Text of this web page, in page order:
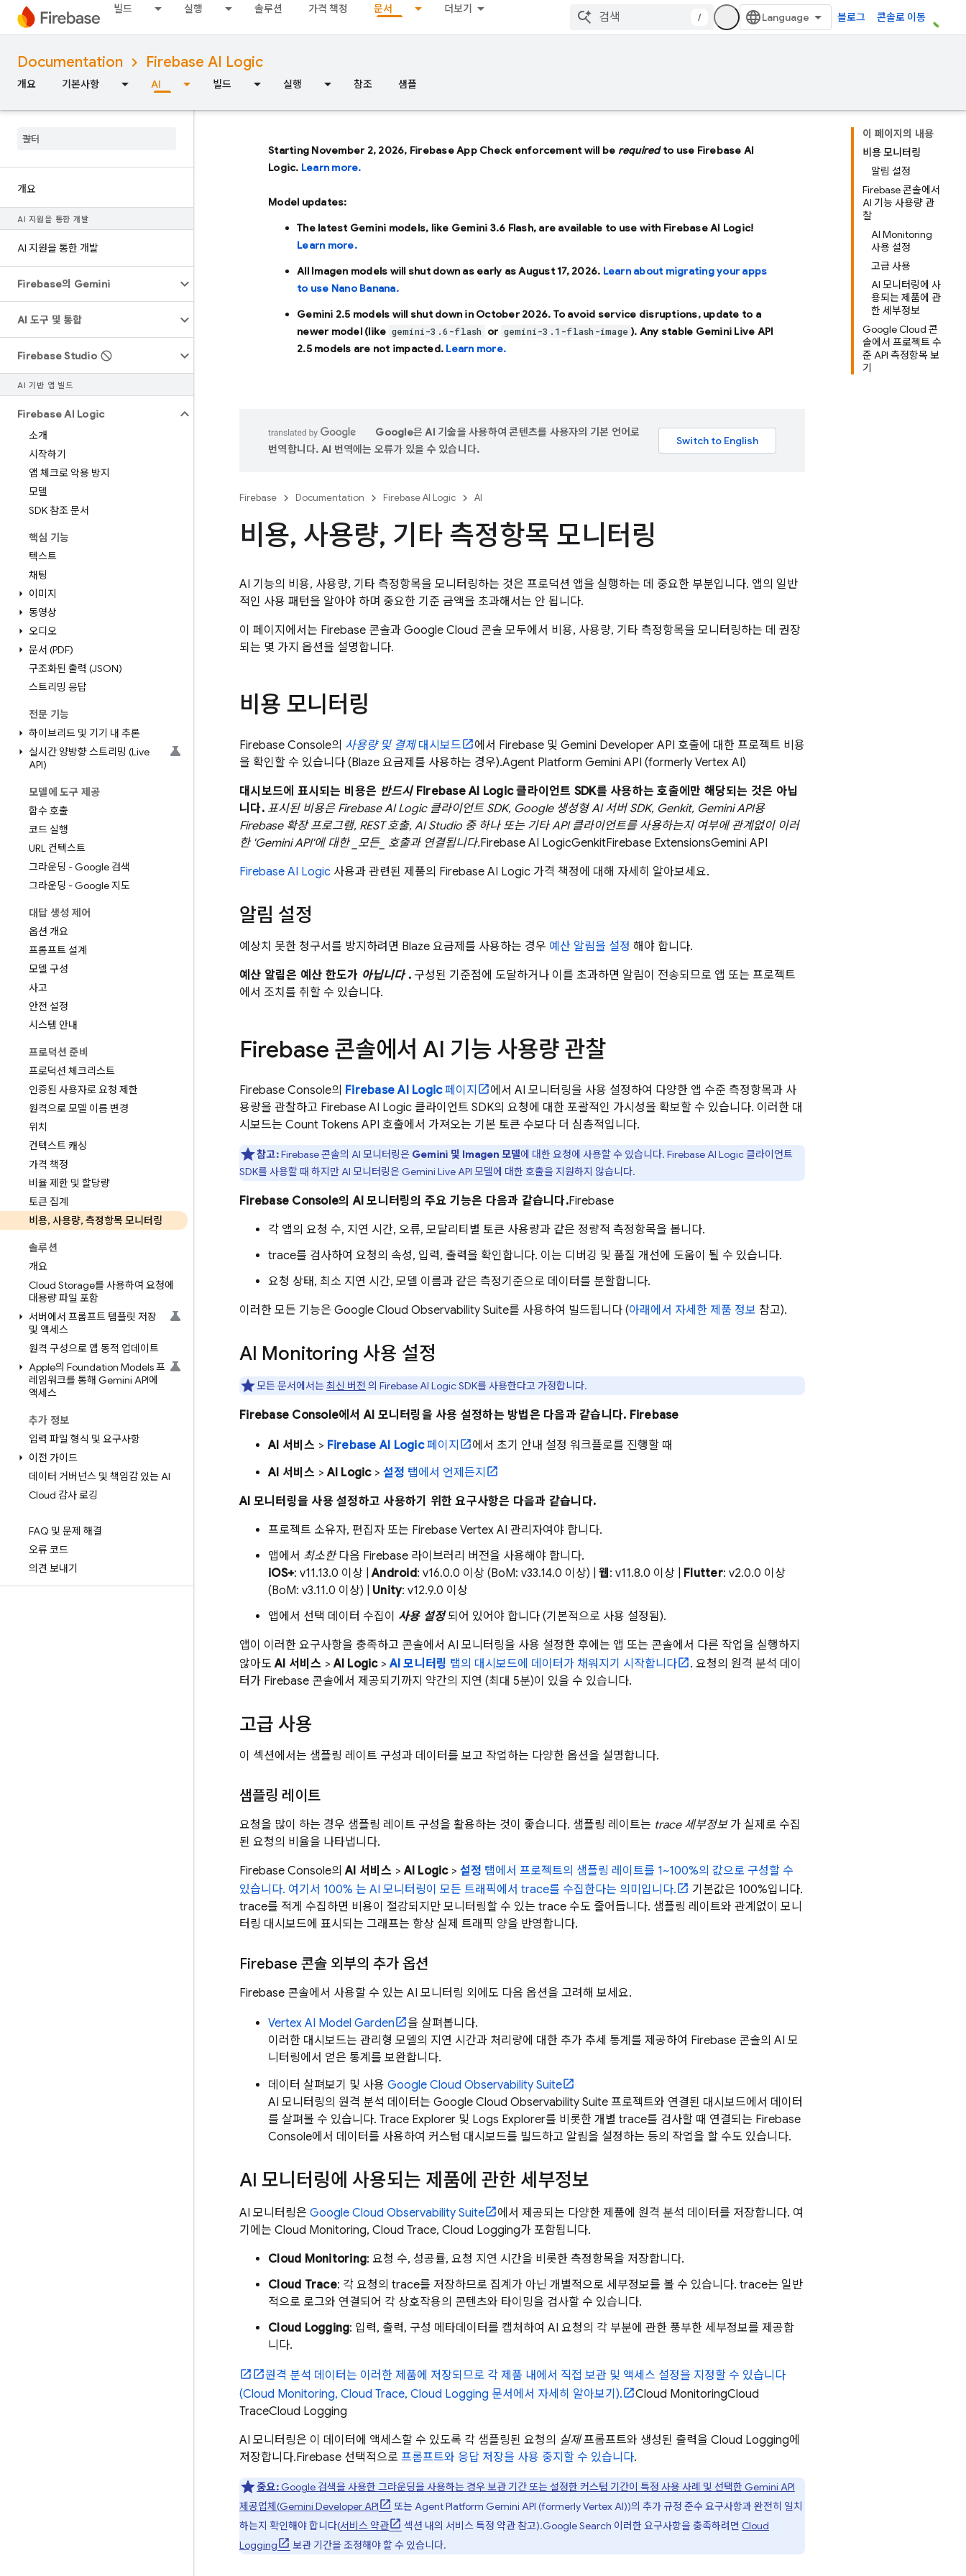
빌드 실행 솔루션 가격 책정 문서 더보기
/ 블로그 콘솔로 이동
Documentation Firebase AI Logic
개요 기본사항 AI 빌드 실행 참조 샘플
개요
AI 지원을 통한 개발
AI 지원을 통한 개발
Firebase의 Gemini
AI 도구 및 통합
Firebase Studio
AI 기반 앱 빌드
Firebase AI Logic
소개
시작하기
앱 체크로 악용 방지
모델
SDK 참조 문서
핵심 기능
텍스트
채팅
이미지
동영상
오디오
문서 (PDF)
구조화된 출력 (JSON)
스트리밍 응답
전문 기능
하이브리드 및 기기 내 추론
실시간 양방향 스트리밍 (Live
API)
모델에 도구 제공
함수 호출
코드 실행
URL 컨텍스트
그라운딩 - Google 검색
그라운딩 - Google 지도
대답 생성 제어
옵션 개요
프롬프트 설계
모델 구성
사고
안전 설정
시스템 안내
프로덕션 준비
프로덕션 체크리스트
인증된 사용자로 요청 제한
원격으로 모델 이름 변경
위치
컨텍스트 캐싱
가격 책정
비율 제한 및 할당량
토큰 집계
비용, 사용량, 측정항목 모니터링
솔루션
개요
Cloud Storage를 사용하여 요청에
대용량 파일 포함
서버에서 프롬프트 템플릿 저장
및 액세스
원격 구성으로 앱 동적 업데이트
Apple의 Foundation Models 프
레임워크를 통해 Gemini API에
액세스
추가 정보
입력 파일 형식 및 요구사항
이전 가이드
데이터 거버넌스 및 책임감 있는 AI
Cloud 감사 로깅
FAQ 및 문제 해결
오류 코드
의견 보내기
이 페이지의 내용
비용 모니터링
알림 설정
Firebase 콘솔에서
AI 기능 사용량 관
찰
AI Monitoring
사용 설정
고급 사용
AI 모니터링에 사
용되는 제품에 관
한 세부정보
Google Cloud 콘
솔에서 프로젝트 수
준 API 측정항목 보
기
Starting November 2, 2026, Firebase App Check enforcement will be requiredto use Firebase AI
Logic. Learn more.
Model updates:
The latest Gemini models, like Gemini 3.6 Flash, are available to use with Firebase AI Logic!
Learn more.
All Imagen models will shut down as early asAugust 17, 2026. Learn about migrating your apps
to use Nano Banana.
Gemini 2.5 models will shut down in October 2026. To avoid service disruptions, update to a
newer model (like gemini-3.6-flash or gemini-3.1-flash-image ). Any stable Gemini Live API
2.5 models are not impacted. Learn more.
Google은 AI 기술을 사용하여 콘텐츠를 사용자의 기본 언어로
번역합니다. AI 번역에는 오류가 있을 수 있습니다.
Firebase Documentation Firebase AI Logic AI
비용, 사용량, 기타 측정항목 모니터링
AI 기능의 비용, 사용량, 기타 측정항목을 모니터링하는 것은 프로덕션 앱을 실행하는 데 중요한 부분입니다. 앱의 일반
적인 사용 패턴을 알아야 하며 중요한 기준 금액을 초과해서는 안 됩니다.
이 페이지에서는 Firebase 콘솔과 Google Cloud 콘솔 모두에서 비용, 사용량, 기타 측정항목을 모니터링하는 데 권장
되는 몇 가지 옵션을 설명합니다.
비용 모니터링
Firebase Console의 사용량 및 결제대시보드 에서 Firebase 및 Gemini Developer API 호출에 대한 프로젝트 비용
을 확인할 수 있습니다 (Blaze 요금제를 사용하는 경우).Agent Platform Gemini API (formerly Vertex AI)
대시보드에 표시되는 비용은 반드시 Firebase AI Logic클라이언트 SDK를 사용하는 호출에만 해당되는 것은 아닙
니다. 표시된 비용은 Firebase AI Logic 클라이언트 SDK, Google 생성형 AI 서버 SDK, Genkit, Gemini API용
Firebase 확장 프로그램, REST 호출, AI Studio 중 하나 또는 기타 API 클라이언트를 사용하는지 여부에 관계없이 이러
한 'Gemini API'에 대한 _모든_ 호출과 연결됩니다.Firebase AI LogicGenkitFirebase ExtensionsGemini API
Firebase AI Logic 사용과 관련된 제품의 Firebase AI Logic 가격 책정에 대해 자세히 알아보세요.
알림 설정
예상치 못한 청구서를 방지하려면 Blaze 요금제를 사용하는 경우 예산 알림을 설정 해야 합니다.
예산 알림은 예산 한도가 아닙니다. 구성된 기준점에 도달하거나 이를 초과하면 알림이 전송되므로 앱 또는 프로젝트
에서 조치를 취할 수 있습니다.
Firebase 콘솔에서 AI 기능 사용량 관찰
Firebase Console의 Firebase AI Logic페이지
에서 AI 모니터링을 사용 설정하여 다양한 앱 수준 측정항목과 사
용량을 관찰하고 Firebase AI Logic 클라이언트 SDK의 요청에 대한 포괄적인 가시성을 확보할 수 있습니다. 이러한 대
시보드는 Count Tokens API 호출에서 가져오는 기본 토큰 수보다 더 심층적입니다.
참고:Firebase콘솔의 AI 모니터링은 Gemini 및 Imagen 모델에 대한 요청에 사용할 수 있습니다.Firebase AI Logic클라이언트
SDK를 사용할 때 하지만 AI 모니터링은 Gemini Live API 모델에 대한 호출을 지원하지 않습니다.
Firebase Console의 AI 모니터링의 주요 기능은 다음과 같습니다.Firebase
각 앱의 요청 수, 지연 시간, 오류, 모달리티별 토큰 사용량과 같은 정량적 측정항목을 봅니다.
trace를 검사하여 요청의 속성, 입력, 출력을 확인합니다. 이는 디버깅 및 품질 개선에 도움이 될 수 있습니다.
요청 상태, 최소 지연 시간, 모델 이름과 같은 측정기준으로 데이터를 분할합니다.
이러한 모든 기능은 Google Cloud Observability Suite를 사용하여 빌드됩니다 (아래에서 자세한 제품 정보 참고).
AI Monitoring 사용 설정
모든 문서에서는최신 버전 의 Firebase AI LogicSDK를 사용한다고 가정합니다.
Firebase Console에서 AI 모니터링을 사용 설정하는 방법은 다음과 같습니다. Firebase
AI 서비스 > Firebase AI Logic페이지
에서 초기 안내 설정 워크플로를 진행할 때
AI 서비스 >AI Logic> 설정 탭에서 언제든지
AI 모니터링을 사용 설정하고 사용하기 위한 요구사항은 다음과 같습니다.
프로젝트 소유자, 편집자 또는 Firebase Vertex AI 관리자여야 합니다.
앱에서 최소한다음 Firebase 라이브러리 버전을 사용해야 합니다.
iOS+: v11.13.0 이상 |Android: v16.0.0 이상 (BoM: v33.14.0 이상) | 웹 : v11.8.0 이상 | Flutter: v2.0.0 이상
(BoM: v3.11.0 이상) | Unity: v12.9.0 이상
앱에서 선택 데이터 수집이 사용 설정되어 있어야 합니다 (기본적으로 사용 설정됨).
앱이 이러한 요구사항을 충족하고 콘솔에서 AI 모니터링을 사용 설정한 후에는 앱 또는 콘솔에서 다른 작업을 실행하지
않아도AI 서비스 >AI Logic>AI 모니터링 탭의 대시보드에 데이터가 채워지기 시작합니다
. 요청의 원격 분석 데이
터가 Firebase 콘솔에서 제공되기까지 약간의 지연 (최대 5분)이 있을 수 있습니다.
고급 사용
이 섹션에서는 샘플링 레이트 구성과 데이터를 보고 작업하는 다양한 옵션을 설명합니다.
샘플링 레이트
요청을 많이 하는 경우 샘플링 레이트 구성을 활용하는 것이 좋습니다. 샘플링 레이트는 trace 세부정보가 실제로 수집
된 요청의 비율을 나타냅니다.
Firebase Console의AI 서비스 >AI Logic> 설정 탭에서 프로젝트의 샘플링 레이트를 1~100%의 값으로 구성할 수
있습니다. 여기서 100% 는 AI 모니터링이 모든 트래픽에서 trace를 수집한다는 의미입니다.
기본값은 100%입니다.
trace를 적게 수집하면 비용이 절감되지만 모니터링할 수 있는 trace 수도 줄어듭니다. 샘플링 레이트와 관계없이 모니
터링 대시보드에 표시되는 그래프는 항상 실제 트래픽 양을 반영합니다.
Firebase 콘솔 외부의 추가 옵션
Firebase 콘솔에서 사용할 수 있는 AI 모니터링 외에도 다음 옵션을 고려해 보세요.
Vertex AI Model Garden
을 살펴봅니다.
이러한 대시보드는 관리형 모델의 지연 시간과 처리량에 대한 추가 추세 통계를 제공하여 Firebase 콘솔의 AI 모
니터링에서 얻은 통계를 보완합니다.
데이터 살펴보기 및 사용 Google Cloud Observability Suite
AI 모니터링의 원격 분석 데이터는 Google Cloud Observability Suite 프로젝트와 연결된 대시보드에서 데이터
를 살펴볼 수 있습니다. Trace Explorer 및 Logs Explorer를 비롯한 개별 trace를 검사할 때 연결되는 Firebase
Console에서 데이터를 사용하여 커스텀 대시보드를 빌드하고 알림을 설정하는 등의 작업을 할 수도 있습니다.
AI 모니터링에 사용되는 제품에 관한 세부정보
AI 모니터링은 Google Cloud Observability Suite
에서 제공되는 다양한 제품에 원격 분석 데이터를 저장합니다. 여
기에는 Cloud Monitoring, Cloud Trace, Cloud Logging가 포함됩니다.
Cloud Monitoring: 요청 수, 성공률, 요청 지연 시간을 비롯한 측정항목을 저장합니다.
Cloud Trace: 각 요청의 trace를 저장하므로 집계가 아닌 개별적으로 세부정보를 볼 수 있습니다. trace는 일반
적으로 로그와 연결되어 각 상호작용의 콘텐츠와 타이밍을 검사할 수 있습니다.
Cloud Logging: 입력, 출력, 구성 메타데이터를 캡처하여 AI 요청의 각 부분에 관한 풍부한 세부정보를 제공합
니다.
원격 분석 데이터는 이러한 제품에 저장되므로 각 제품 내에서 직접 보관 및 액세스 설정을 지정할 수 있습니다
(Cloud Monitoring, Cloud Trace, Cloud Logging 문서에서 자세히 알아보기).
Cloud MonitoringCloud
TraceCloud Logging
AI 모니터링은 이 데이터에 액세스할 수 있도록 각 샘플링된 요청의 실제프롬프트와 생성된 출력을 Cloud Logging에
저장합니다.Firebase 선택적으로 프롬프트와 응답 저장을 사용 중지할 수 있습니다.
중요:Google 검색을 사용한 그라운딩을 사용하는 경우 보관 기간 또는 설정한 커스텀 기간이 특정 사용 사례 및 선택한 Gemini API
제공업체(Gemini Developer API 또는Agent Platform Gemini API (formerly Vertex AI))의 추가 규정 준수 요구사항과 완전히 일치
하는지 확인해야 합니다(서비스 약관 섹션 내의 서비스 특정 약관 참고).Google Search 이러한 요구사항을 충족하려면 Cloud
Logging
보관 기간을 조정해야 할 수 있습니다.